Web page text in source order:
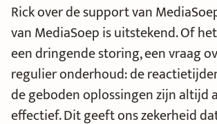
Rick over de support van
van MediaSoep is uitstekend. Of
een dringende storing, een vraag
regulier onderhoud: de
de geboden oplossingen zijn altijd
effectief. Dit geeft ons zekerheid